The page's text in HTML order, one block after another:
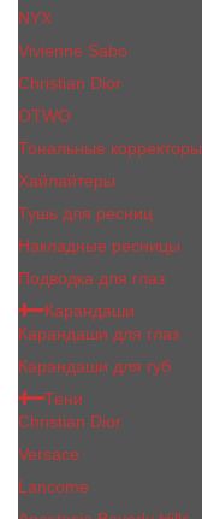
NYX
Vivienne Sabo
Сhristiаn Diоr
OTWO
Тональные корректоры
Хайлайтеры
Тушь для ресниц
Накладные ресницы
Подводка для глаз
Карандаши
Карандаши для глаз
Карандаши для губ
Тени
Christian Dior
Versace
Lancome